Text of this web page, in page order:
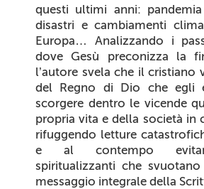
questi ultimi anni:
disastri e cambiamenti
Europa… Analizzando i
dove Gesù preconizza la
l’autore svela che il cristiano
del Regno di Dio che egli
scorgere dentro le vicende
propria vita e della società in
rifuggendo letture
e al contempo
spiritualizzanti che
messaggio integrale della